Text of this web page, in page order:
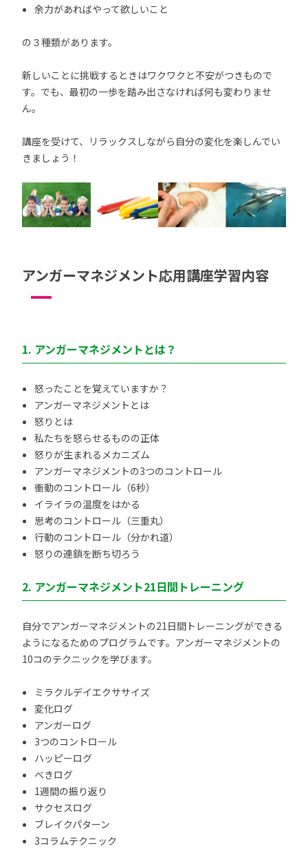
余力があればやって欲しいこと
の３種類があります。
新しいことに挑戦するときはワクワクと不安がつきもので
す。でも、最初の一歩を踏み出さなければ何も変わりませ
ん。
講座を受けて、リラックスしながら自分の変化を楽しんでい
きましょう！
アンガーマネジメント応用講座学習内容
1. アンガーマネジメントとは？
怒ったことを覚えていますか？
アンガーマネジメントとは
怒りとは
私たちを怒らせるものの正体
怒りが生まれるメカニズム
アンガーマネジメントの3つのコントロール
衝動のコントロール（6秒）
イライラの温度をはかる
思考のコントロール（三重丸）
行動のコントロール（分かれ道）
怒りの連鎖を断ち切ろう
2. アンガーマネジメント21日間トレーニング
自分でアンガーマネジメントの21日間トレーニングができる
ようになるためのプログラムです。アンガーマネジメントの
10コのテクニックを学びます。
ミラクルデイエクササイズ
変化ログ
アンガーログ
3つのコントロール
ハッピーログ
べきログ
1週間の振り返り
サクセスログ
ブレイクパターン
3コラムテクニック